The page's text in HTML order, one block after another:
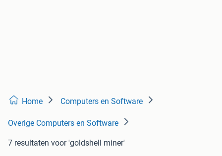
Home Computers en Software
Overige Computers en Software
7 resultaten voor 'goldshell miner'